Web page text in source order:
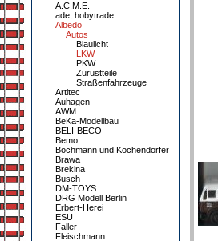
A.C.M.E.
ade, hobytrade
Albedo
Autos
Blaulicht
LKW
PKW
Zurüstteile
Straßenfahrzeuge
Artitec
Auhagen
AWM
BeKa-Modellbau
BELI-BECO
Bemo
Bochmann und Kochendörfer
Brawa
Brekina
Busch
DM-TOYS
DRG Modell Berlin
Erbert-Herei
ESU
Faller
Fleischmann